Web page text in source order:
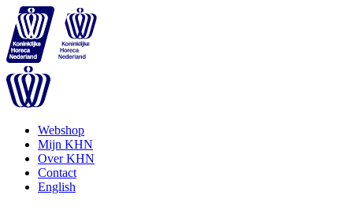
Webshop
Mijn KHN
Over KHN
Contact
English